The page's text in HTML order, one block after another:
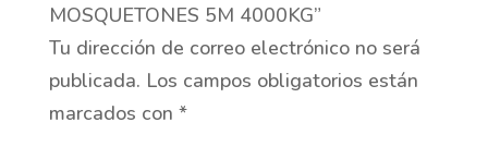
MOSQUETONES 5M 4000KG”
Tu dirección de correo electrónico no será
publicada. Los campos obligatorios están
marcados con *